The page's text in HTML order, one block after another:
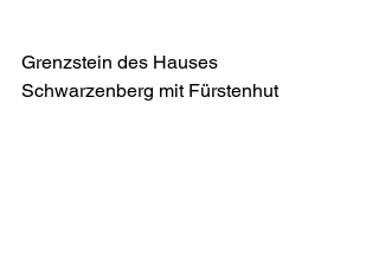
Grenzstein des Hauses
Schwarzenberg mit Fürstenhut